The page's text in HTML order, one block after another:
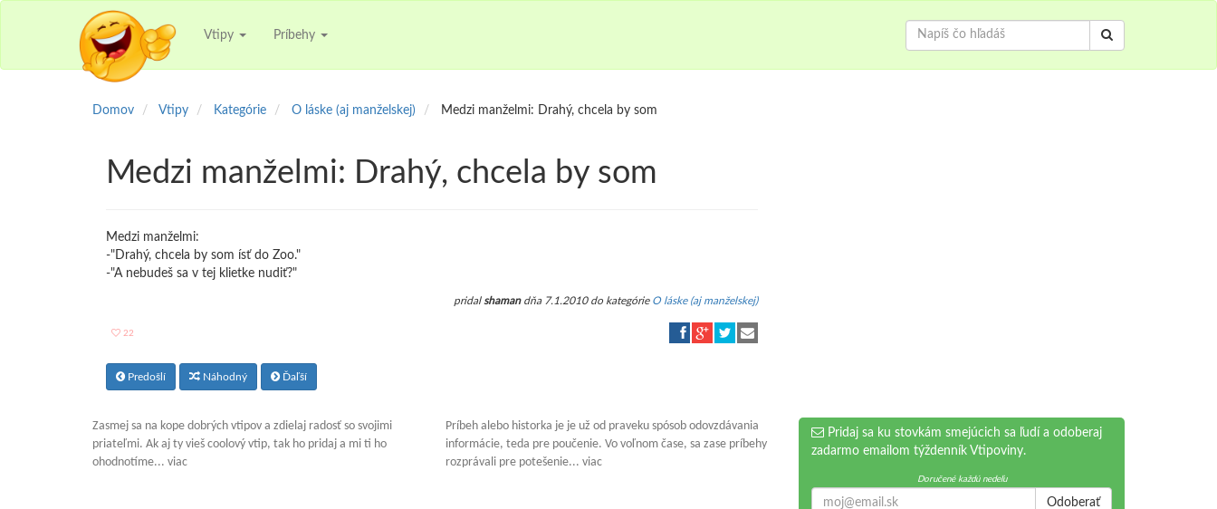
Vtipy Príbehy
Domov Vtipy Kategórie O láske (aj manželskej) Medzi manželmi: Drahý, chcela by som
Medzi manželmi: Drahý, chcela by som
Medzi manželmi:
-"Drahý, chcela by som ísť do Zoo."
-"A nebudeš sa v tej klietke nudiť?"
pridal shamandňa 7.1.2010 do kategórie O láske (aj manželskej)
22
Predošlí Náhodný Ďaľší
Zasmej sa na kope dobrých vtipov a zdielaj radosť so svojimi
priateľmi. Ak aj ty vieš coolový vtip, tak ho pridaj a mi ti ho
ohodnotíme... viac
Príbeh alebo historka je je už od praveku spósob odovzdávania
informácie, teda pre poučenie. Vo voľnom čase, sa zase príbehy
rozprávali pre potešenie... viac
Pridaj sa ku stovkám smejúcich sa ľudí a odoberaj
zadarmo emailom týždenník Vtipoviny.
Doručené každú nedeľu
Odoberať